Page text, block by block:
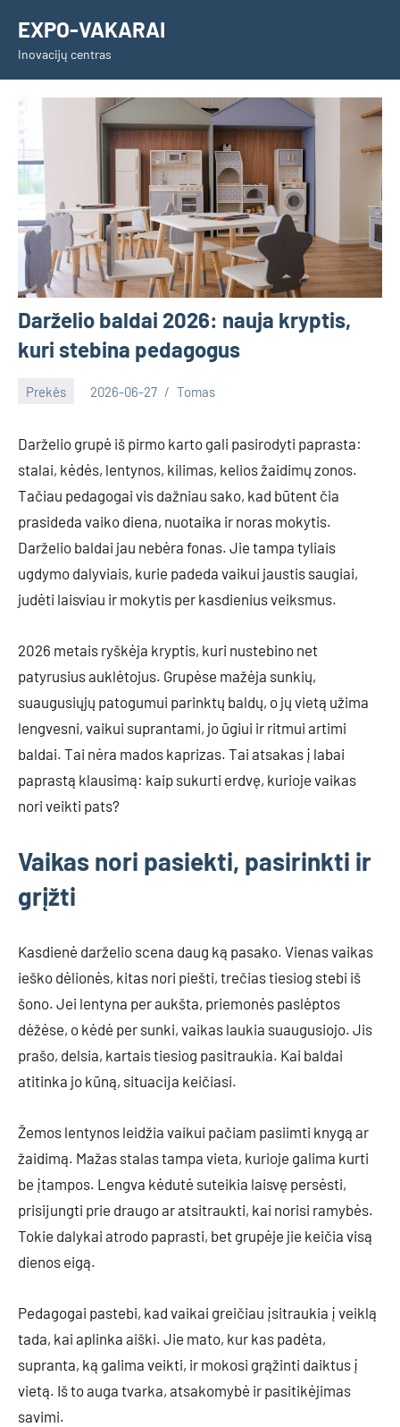
content
EXPO-VAKARAI
Inovacijų centras
Darželio baldai 2026: nauja kryptis,
kuri stebina pedagogus
Prekės 2026-06-27 Tomas
Darželio grupė iš pirmo karto gali pasirodyti paprasta:
stalai, kėdės, lentynos, kilimas, kelios žaidimų zonos.
Tačiau pedagogai vis dažniau sako, kad būtent čia
prasideda vaiko diena, nuotaika ir noras mokytis.
Darželio baldai jau nebėra fonas. Jie tampa tyliais
ugdymo dalyviais, kurie padeda vaikui jaustis saugiai,
judėti laisviau ir mokytis per kasdienius veiksmus.
2026 metais ryškėja kryptis, kuri nustebino net
patyrusius auklėtojus. Grupėse mažėja sunkių,
suaugusiųjų patogumui parinktų baldų, o jų vietą užima
lengvesni, vaikui suprantami, jo ūgiui ir ritmui artimi
baldai. Tai nėra mados kaprizas. Tai atsakas į labai
paprastą klausimą: kaip sukurti erdvę, kurioje vaikas
nori veikti pats?
Vaikas nori pasiekti, pasirinkti ir
grįžti
Kasdienė darželio scena daug ką pasako. Vienas vaikas
ieško dėlionės, kitas nori piešti, trečias tiesiog stebi iš
šono. Jei lentyna per aukšta, priemonės paslėptos
dėžėse, o kėdė per sunki, vaikas laukia suaugusiojo. Jis
prašo, delsia, kartais tiesiog pasitraukia. Kai baldai
atitinka jo kūną, situacija keičiasi.
Žemos lentynos leidžia vaikui pačiam pasiimti knygą ar
žaidimą. Mažas stalas tampa vieta, kurioje galima kurti
be įtampos. Lengva kėdutė suteikia laisvę persėsti,
prisijungti prie draugo ar atsitraukti, kai norisi ramybės.
Tokie dalykai atrodo paprasti, bet grupėje jie keičia visą
dienos eigą.
Pedagogai pastebi, kad vaikai greičiau įsitraukia į veiklą
tada, kai aplinka aiški. Jie mato, kur kas padėta,
supranta, ką galima veikti, ir mokosi grąžinti daiktus į
vietą. Iš to auga tvarka, atsakomybė ir pasitikėjimas
savimi.